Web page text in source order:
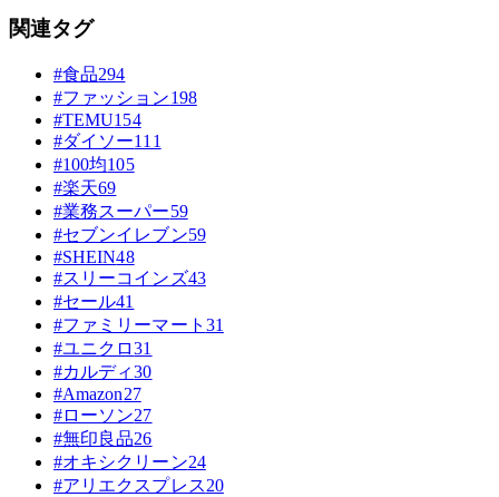
関連タグ
#食品294
#ファッション198
#TEMU154
#ダイソー111
#100均105
#楽天69
#業務スーパー59
#セブンイレブン59
#SHEIN48
#スリーコインズ43
#セール41
#ファミリーマート 31
#ユニクロ31
#カルディ30
#Amazon27
#ローソン27
#無印良品26
#オキシクリーン24
#アリエクスプレス20